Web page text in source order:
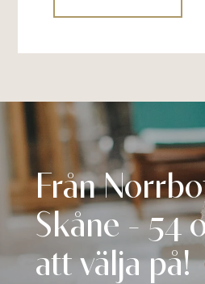
Från
Skåne - 54
att välja på!